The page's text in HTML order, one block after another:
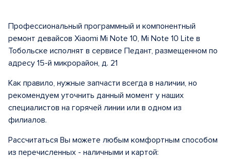
Профессиональный программный и компонентный
ремонт девайсов Xiaomi Mi Note 10, Mi Note 10 Lite в
Тобольске исполнят в сервисе Педант, размещенном по
адресу 15-й микрорайон, д. 21
Как правило, нужные запчасти всегда в наличии, но
рекомендуем уточнить данный момент у наших
специалистов на горячей линии или в одном из
филиалов.
Рассчитаться Вы можете любым комфортным способом
из перечисленных - наличными и картой: